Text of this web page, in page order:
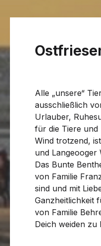
Alle „unsere“
ausschließlich
Urlauber,
für die Tiere und
Wind trotzend,
und Langeooger
Das Bunte
von Familie
sind und mit
Ganzheitlichkeit
von Familie
Deich weiden zu